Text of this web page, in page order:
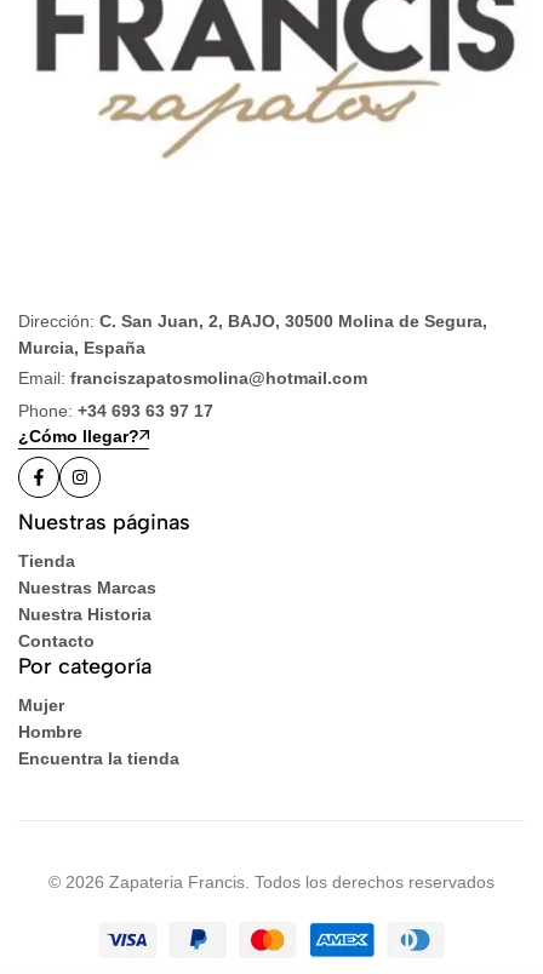
Dirección: C. San Juan, 2, BAJO, 30500 Molina de Segura,
Murcia, España
Email: franciszapatosmolina@hotmail.com
Phone: +34 693 63 97 17
¿Cómo llegar?
Nuestras páginas
Tienda
Nuestras Marcas
Nuestra Historia
Contacto
Por categoría
Mujer
Hombre
Encuentra la tienda
© 2026 Zapateria Francis. Todos los derechos reservados